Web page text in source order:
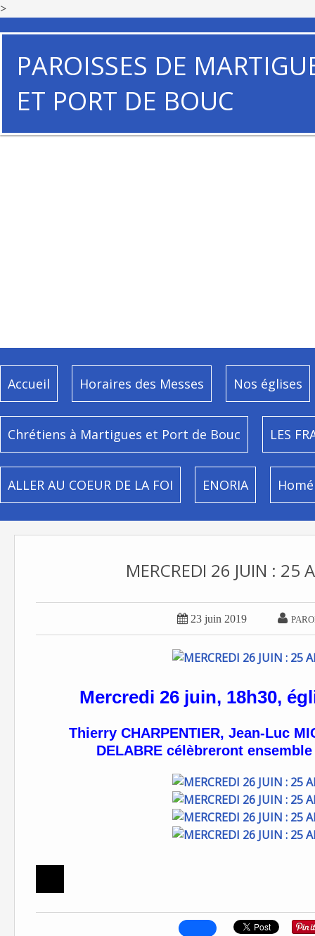
>
PAROISSES DE
ET PORT DE BOUC
Accueil Horaires des Messes Nos églises
Chrétiens à Martigues et Port de Bouc LES
ALLER AU COEUR DE LA FOI ENORIA
MERCREDI 26 JUIN : 25
 23 juin 2019 
Mercredi 26 juin, 18h30,
Thierry CHARPENTIER, Jean-Luc
DELABRE célèbreront